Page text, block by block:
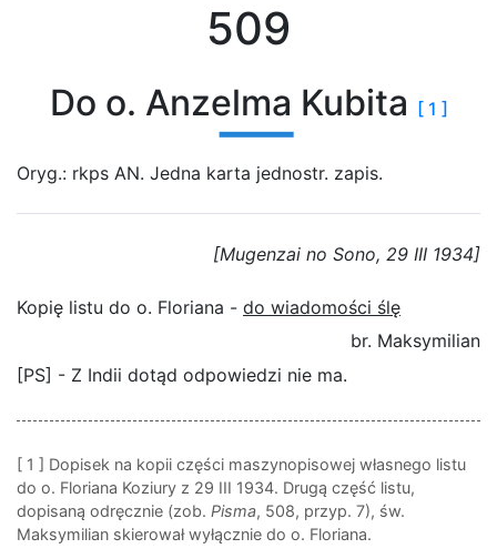
509
Do o. Anzelma Kubita [ 1 ]
Oryg.: rkps AN. Jedna karta jednostr. zapis.
[Mugenzai no Sono, 29 III 1934]
Kopię listu do o. Floriana - do wiadomości ślę
br. Maksymilian
[PS] - Z Indii dotąd odpowiedzi nie ma.
[ 1 ] Dopisek na kopii części maszynopisowej własnego listu
do o. Floriana Koziury z 29 III 1934. Drugą część listu,
dopisaną odręcznie (zob. Pisma, 508, przyp. 7), św.
Maksymilian skierował wyłącznie do o. Floriana.